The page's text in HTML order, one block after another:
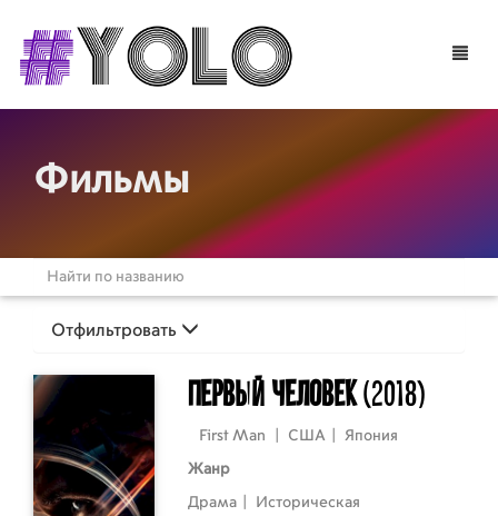
Toggle
Фильмы
Отфильтровать
Первый человек(2018)
First Man США Япония
Жанр
Драма Историческая